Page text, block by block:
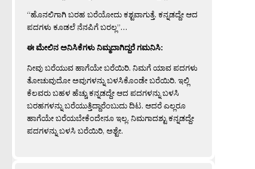
“ಹೊನಲಿಗಾಗಿ ಬರಹ ಬರೆಯೋದು ಕಶ್ಟವಾಗುತ್ತೆ. ಕನ್ನಡದ್ದೇ ಆದ
ಪದಗಳು ಕೂಡಲೆ ನೆನಪಿಗೆ ಬರಲ್ಲ”…
ಈ ಮೇಲಿನ ಅನಿಸಿಕೆಗಳು ನಿಮ್ಮದಾಗಿದ್ದರೆ ಗಮನಿಸಿ:
ನೀವು ಬರೆಯುವ ಹಾಗೆಯೇ ಬರೆಯಿರಿ. ನಿಮಗೆ ಯಾವ ಪದಗಳು
ತೋಚುವುದೋ ಅವುಗಳನ್ನು ಬಳಸಿಕೊಂಡೇ ಬರೆಯಿರಿ. ಇಲ್ಲಿ
ಕೆಲವರು ಬಹಳ ಹೆಚ್ಚು ಕನ್ನಡದ್ದೇ ಆದ ಪದಗಳನ್ನು ಬಳಸಿ
ಬರಹಗಳನ್ನು ಬರೆಯುತ್ತಿದ್ದಾರೆಂಬುದು ದಿಟ. ಆದರೆ ಎಲ್ಲರೂ
ಹಾಗೆಯೇ ಬರೆಯಬೇಕೆಂದೇನೂ ಇಲ್ಲ. ನಿಮಗಾದಶ್ಟು ಕನ್ನಡದ್ದೇ
ಪದಗಳನ್ನು ಬಳಸಿ ಬರೆಯಿರಿ, ಅಶ್ಟೇ.